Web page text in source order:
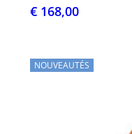
€ 168,00
NOUVEAUTÉS